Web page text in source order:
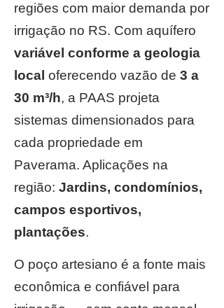
regiões com maior demanda por
irrigação no RS. Com aquífero
variável conforme a geologia
local oferecendo vazão de 3 a
30 m³/h, a PAAS projeta
sistemas dimensionados para
cada propriedade em
Paverama. Aplicações na
região: Jardins, condomínios,
campos esportivos,
plantações.
O poço artesiano é a fonte mais
econômica e confiável para